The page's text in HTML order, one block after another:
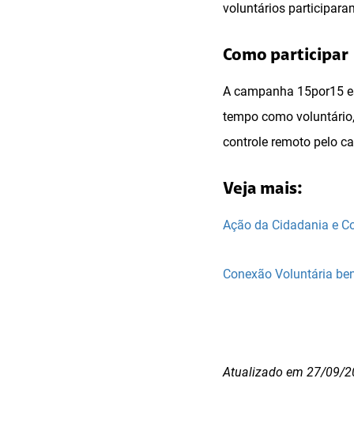
voluntários
Como participar
A campanha 15por15
tempo como
controle remoto pelo
Veja mais:
Ação da Cidadania e
Conexão Voluntária
Atualizado em 27/09/